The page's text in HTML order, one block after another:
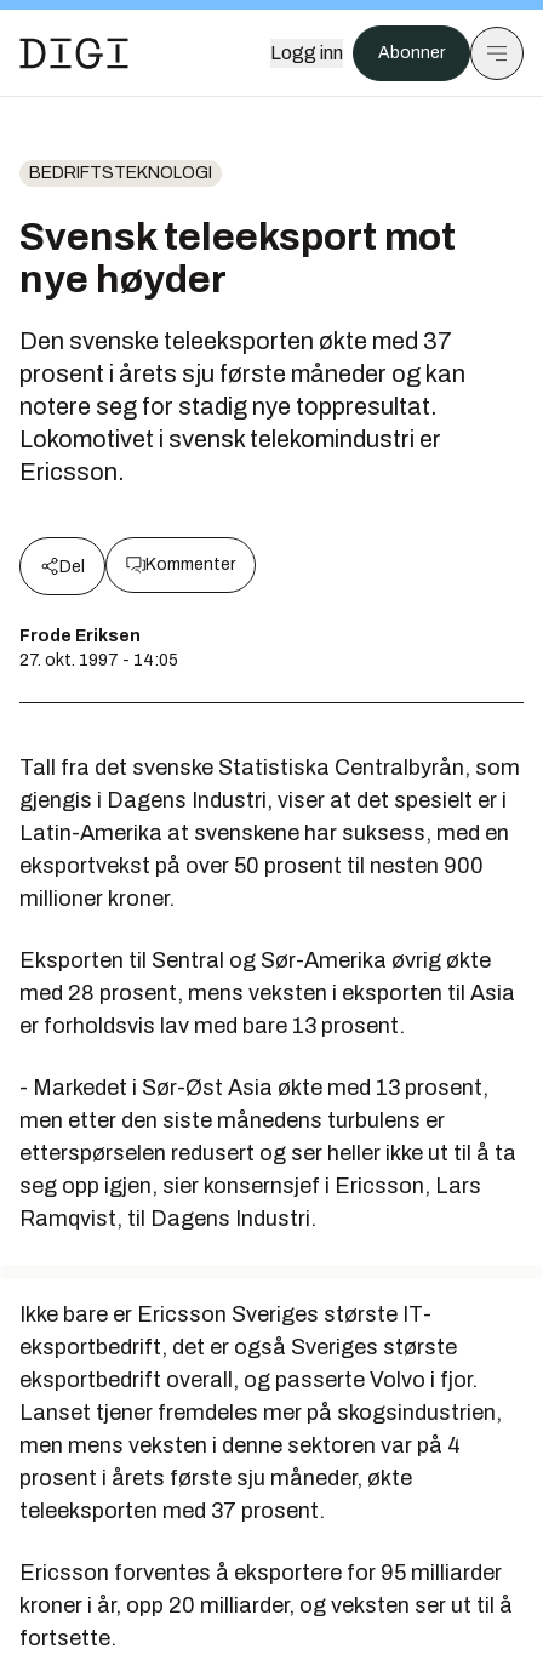
Logg inn Abonner
BEDRIFTSTEKNOLOGI
Svensk teleeksport mot
nye høyder
Den svenske teleeksporten økte med 37
prosent i årets sju første måneder og kan
notere seg for stadig nye toppresultat.
Lokomotivet i svensk telekomindustri er
Ericsson.
Del Kommenter
Frode Eriksen
27. okt. 1997 - 14:05
Tall fra det svenske Statistiska Centralbyrån, som
gjengis i Dagens Industri, viser at det spesielt er i
Latin-Amerika at svenskene har suksess, med en
eksportvekst på over 50 prosent til nesten 900
millioner kroner.
Eksporten til Sentral og Sør-Amerika øvrig økte
med 28 prosent, mens veksten i eksporten til Asia
er forholdsvis lav med bare 13 prosent.
- Markedet i Sør-Øst Asia økte med 13 prosent,
men etter den siste månedens turbulens er
etterspørselen redusert og ser heller ikke ut til å ta
seg opp igjen, sier konsernsjef i Ericsson, Lars
Ramqvist, til Dagens Industri.
Ikke bare er Ericsson Sveriges største IT-
eksportbedrift, det er også Sveriges største
eksportbedrift overall, og passerte Volvo i fjor.
Lanset tjener fremdeles mer på skogsindustrien,
men mens veksten i denne sektoren var på 4
prosent i årets første sju måneder, økte
teleeksporten med 37 prosent.
Ericsson forventes å eksportere for 95 milliarder
kroner i år, opp 20 milliarder, og veksten ser ut til å
fortsette.